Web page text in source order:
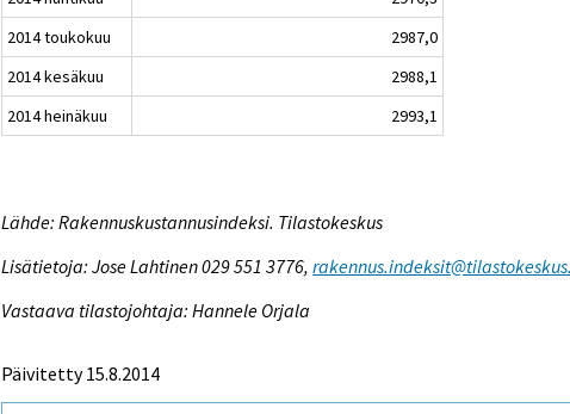
2014 toukokuu
2987,0
2014 kesäkuu
2988,1
2014 heinäkuu
2993,1
Lähde: Rakennuskustannusindeksi. Tilastokeskus
Lisätietoja: Jose Lahtinen 029 551 3776,
Vastaava tilastojohtaja: Hannele Orjala
Päivitetty 15.8.2014